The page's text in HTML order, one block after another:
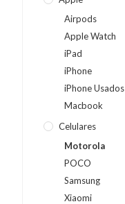
Airpods
Apple Watch
iPad
iPhone
iPhone Usados
Macbook
Celulares
Motorola
POCO
Samsung
Xiaomi